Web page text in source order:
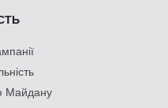
Майдану